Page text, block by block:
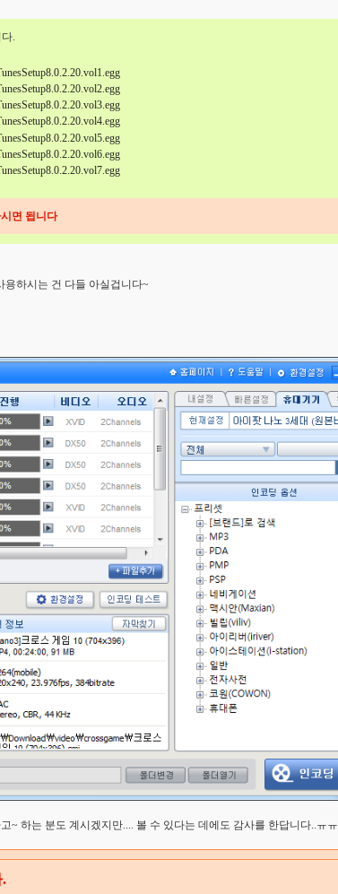
.
면 됩니다
용하시는 건 다들 아실겁니다~
~ 하는 분도 계시겠지만.... 볼 수 있다는 데에도 감사를 한답니다..ㅠㅠ
.